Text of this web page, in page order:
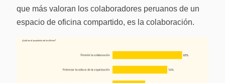
que más valoran los colaboradores peruanos de un
espacio de oficina compartido, es la colaboración.